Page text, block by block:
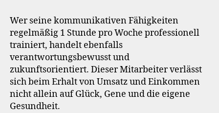
Wer seine kommunikativen Fähigkeiten
regelmäßig 1 Stunde pro Woche professionell
trainiert, handelt ebenfalls
verantwortungsbewusst und
zukunftsorientiert. Dieser Mitarbeiter verlässt
sich beim Erhalt von Umsatz und Einkommen
nicht allein auf Glück, Gene und die eigene
Gesundheit.